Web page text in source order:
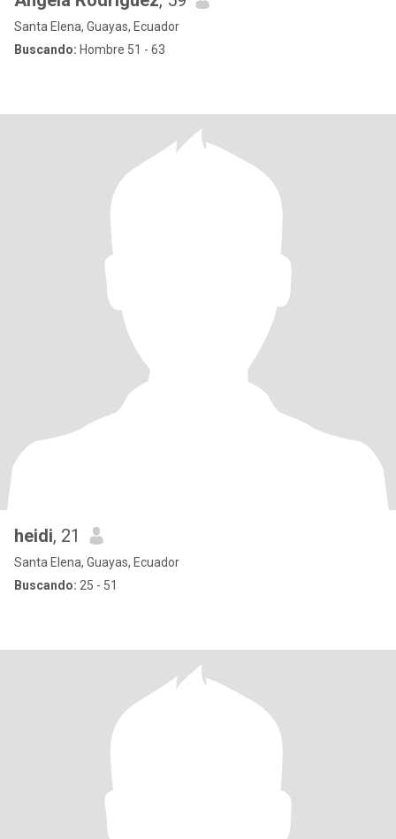
Santa Elena, Guayas, Ecuador
Buscando: Hombre 51 - 63
heidi, 21
Santa Elena, Guayas, Ecuador
Buscando: 25 - 51